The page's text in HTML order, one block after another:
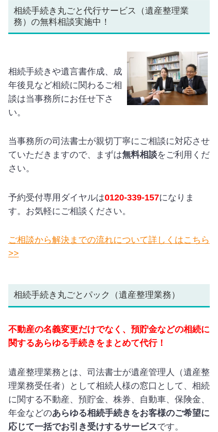
相続手続き丸ごと代行サービス（遺産整理業
務）の無料相談実施中！
相続手続きや遺言書作成、成
年後見など相続に関わるご相
談は当事務所にお任せ下さ
い。
当事務所の司法書士が親切丁寧にご相談に対応させ
ていただきますので、まずは無料相談をご利用くだ
さい。
予約受付専用ダイヤルは0120-339-157になりま
す。お気軽にご相談ください。
ご相談から解決までの流れについて詳しくはこちら
>>
相続手続き丸ごとパック（遺産整理業務）
不動産の名義変更だけでなく、預貯金などの相続に
関するあらゆる手続きをまとめて代行！
遺産整理業務とは、司法書士が遺産管理人（遺産整
理業務受任者）として相続人様の窓口として、相続
に関する不動産、預貯金、株券、自動車、保険金、
年金などのあらゆる相続手続きをお客様のご希望に
応じて一括でお引き受けするサービスです。